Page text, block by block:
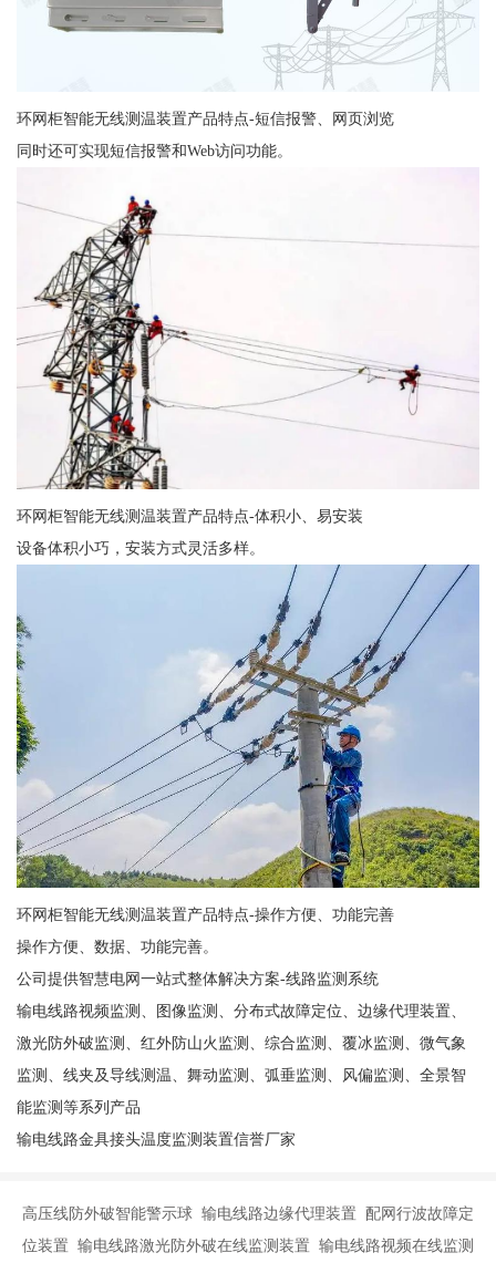
环网柜智能无线测温装置产品特点-短信报警、网页浏览
同时还可实现短信报警和Web访问功能。
环网柜智能无线测温装置产品特点-体积小、易安装
设备体积小巧，安装方式灵活多样。
环网柜智能无线测温装置产品特点-操作方便、功能完善
操作方便、数据、功能完善。
公司提供智慧电网一站式整体解决方案-线路监测系统
输电线路视频监测、图像监测、分布式故障定位、边缘代理装置、
激光防外破监测、红外防山火监测、综合监测、覆冰监测、微气象
监测、线夹及导线测温、舞动监测、弧垂监测、风偏监测、全景智
能监测等系列产品
输电线路金具接头温度监测装置信誉厂家
高压线防外破智能警示球 输电线路边缘代理装置 配网行波故障定
位装置 输电线路激光防外破在线监测装置 输电线路视频在线监测